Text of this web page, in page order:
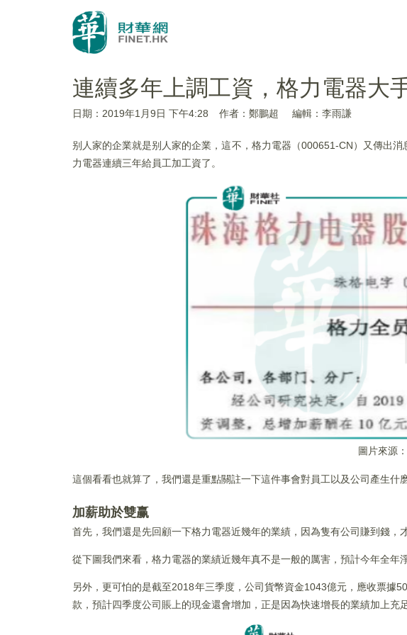
連續多年上調工資，格力電器大
日期：2019年1月9日 下午4:28 作者：鄭鵬超 編輯：李雨謙
别人家的企業就是别人家的企業，這不，格力電器（000651-CN）又傳出
力電器連續三年給員工加工資了。
圖片來源
這個看看也就算了，我們還是重點關註一下這件事會對員工以及公司產生什
加薪助於雙赢
首先，我們還是先回顧一下格力電器近幾年的業績，因為隻有公司賺到錢，
從下圖我們來看，格力電器的業績近幾年真不是一般的厲害，預計今年全年
另外，更可怕的是截至2018年三季度，公司貨幣資金1043億元，應收票
款，預計四季度公司賬上的現金還會增加，正是因為快速增長的業績加上充